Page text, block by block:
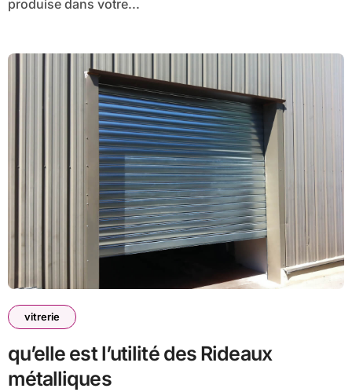
produise dans votre...
vitrerie
qu’elle est l’utilité des Rideaux
métalliques